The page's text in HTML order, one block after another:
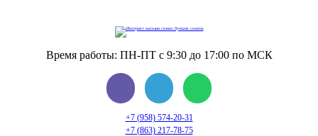
Время работы: ПН-ПТ с 9:30 до 17:00 по МСК
+7 (958) 574-20-31
+7 (863) 217-78-75